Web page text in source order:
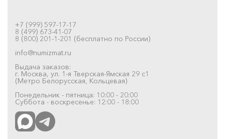
+7 (999) 597-17-17
8 (499) 673-41-07
8 (800) 201-1-201 (бесплатно по России)
info@numizmat.ru
Выдача заказов:
г. Москва, ул. 1-я Тверская-Ямская 29 с1
(Метро Белорусская, Кольцевая)
Понедельник - пятница: 10:00 - 20:00
Суббота - воскресенье: 12:00 - 18:00